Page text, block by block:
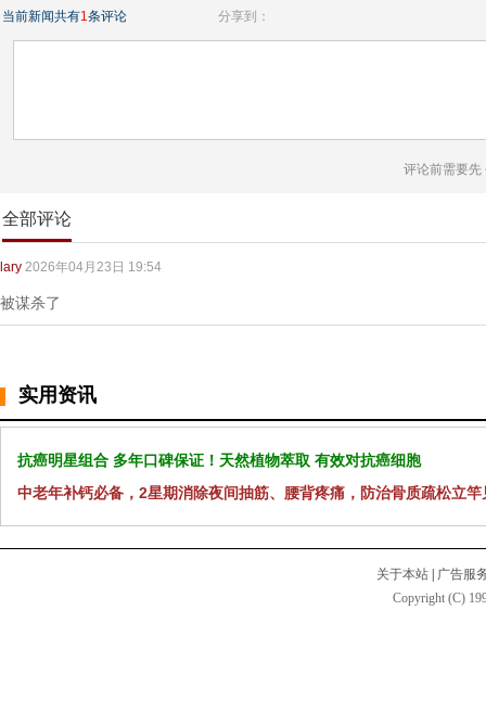
当前新闻共有1条评论 分享到：
评论前需要先
全部评论
lary 2026年04月23日 19:54
被谋杀了
实用资讯
抗癌明星组合 多年口碑保证！天然植物萃取 有效对抗癌细胞
中老年补钙必备，2星期消除夜间抽筋、腰背疼痛，防治骨质疏松立竿
关于本站
广告服
Copyright (C)